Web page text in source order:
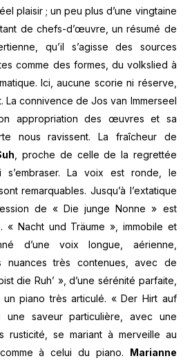
plaisir ; un peu plus d’une vingtaine
de chefs-d’œuvre, un résumé de
qu’il s’agisse des sources
comme des formes, du volkslied à
Ici, aucune scorie ni réserve,
La connivence de Jos van Immerseel
appropriation des œuvres et sa
nous ravissent. La fraîcheur de
, proche de celle de la regrettée
s’embraser. La voix est ronde, le
remarquables. Jusqu’à l’extatique
de « Die junge Nonne » est
« Nacht und Träume », immobile et
d’une voix longue, aérienne,
nuances très contenues, avec de
die Ruh’ », d’une sérénité parfaite,
un piano très articulé. « Der Hirt auf
une saveur particulière, avec une
rusticité, se mariant à merveille au
à celui du piano.
Marianne